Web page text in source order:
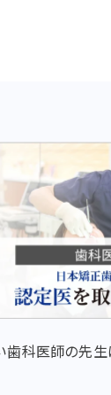
科医師の先